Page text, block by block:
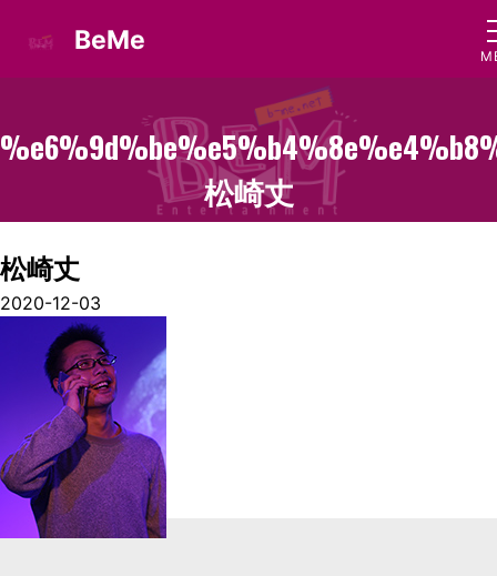
BeMe
松崎丈
松崎丈
2020-12-03